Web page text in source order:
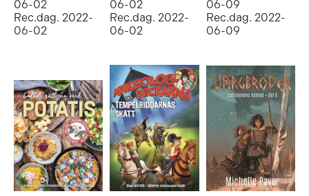
06-02
Rec.dag. 2022-
06-02
06-02
Rec.dag. 2022-
06-02
06-09
Rec.dag. 2022-
06-09